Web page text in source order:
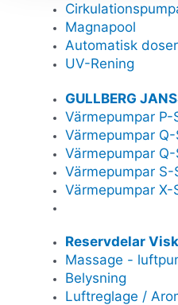
Magnapool
Automatisk
UV-Rening
GULLBERG
Värmepumpar P-
Värmepumpar
Värmepumpar Q-
Värmepumpar S-
Värmepumpar X-
Reservdelar
Massage -
Belysning
Luftreglage /